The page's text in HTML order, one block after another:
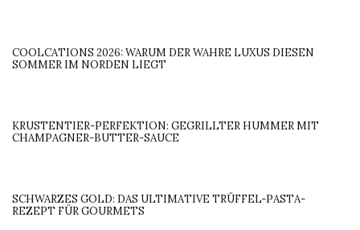
COOLCATIONS 2026: WARUM DER WAHRE LUXUS DIESEN
SOMMER IM NORDEN LIEGT
KRUSTENTIER-PERFEKTION: GEGRILLTER HUMMER MIT
CHAMPAGNER-BUTTER-SAUCE
SCHWARZES GOLD: DAS ULTIMATIVE TRÜFFEL-PASTA-
REZEPT FÜR GOURMETS